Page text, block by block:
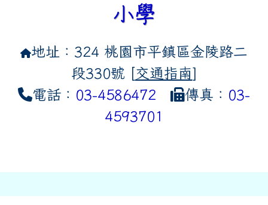
小學
地址：324 桃園市平鎮區金陵路二
段330號 [交通指南]
電話： 03-4586472 傳真： 03-
4593701